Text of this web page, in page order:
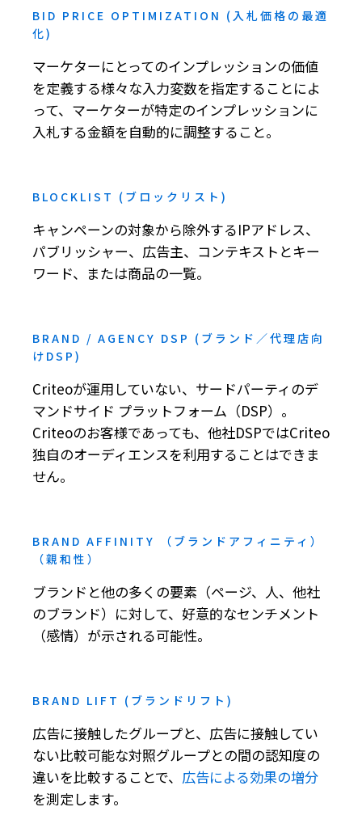
BID PRICE OPTIMIZATION (入札価格の最適
化)
マーケターにとってのインプレッションの価値
を定義する様々な入力変数を指定することによ
って、マーケターが特定のインプレッションに
入札する金額を自動的に調整すること。
BLOCKLIST (ブロックリスト)
キャンペーンの対象から除外するIPアドレス、
パブリッシャー、広告主、コンテキストとキー
ワード、または商品の一覧。
BRAND / AGENCY DSP (ブランド／代理店向
けDSP)
Criteoが運用していない、サードパーティのデ
マンドサイド プラットフォーム（DSP）。
Criteoのお客様であっても、他社DSPではCriteo
独自のオーディエンスを利用することはできま
せん。
BRAND AFFINITY （ブランドアフィニティ）
（親和性）
ブランドと他の多くの要素（ページ、人、他社
のブランド）に対して、好意的なセンチメント
（感情）が示される可能性。
BRAND LIFT (ブランドリフト)
広告に接触したグループと、広告に接触してい
ない比較可能な対照グループとの間の認知度の
違いを比較することで、 広告による効果の増分
を測定します。